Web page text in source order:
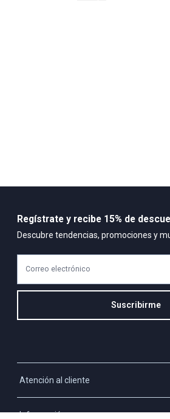
Atención al cliente
Whatsapp
Información
Regístrate y recibe 15% de
Descubre tendencias, promociones y
Correo electrónico
Suscribirme